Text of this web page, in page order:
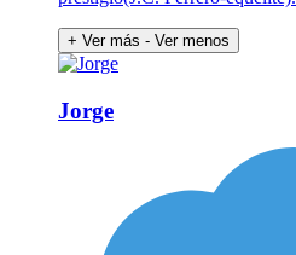
+ Ver más - Ver menos
Jorge